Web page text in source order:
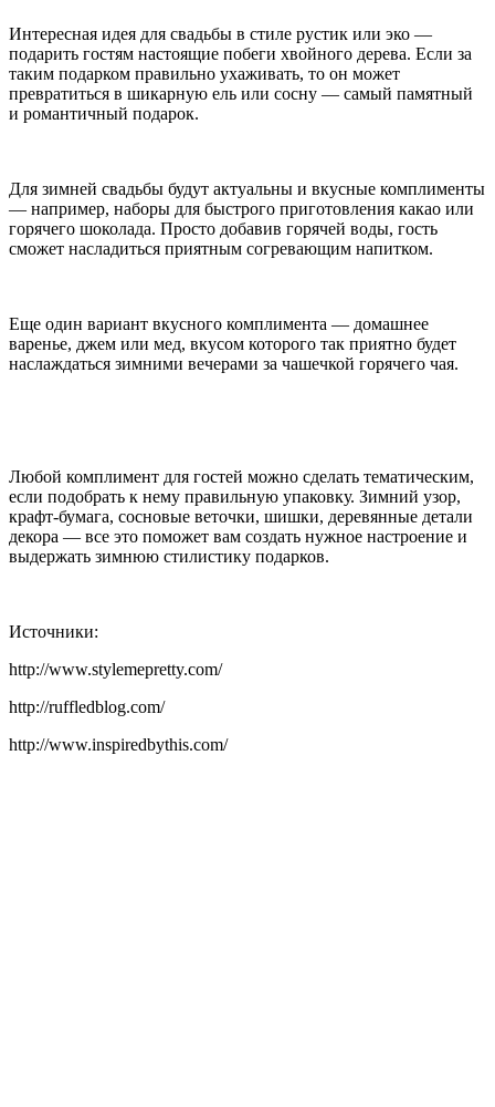
Интересная идея для свадьбы в стиле рустик или эко —
подарить гостям настоящие побеги хвойного дерева. Если за
таким подарком правильно ухаживать, то он может
превратиться в шикарную ель или сосну — самый памятный
и романтичный подарок.
Для зимней свадьбы будут актуальны и вкусные комплименты
— например, наборы для быстрого приготовления какао или
горячего шоколада. Просто добавив горячей воды, гость
сможет насладиться приятным согревающим напитком.
Еще один вариант вкусного комплимента — домашнее
варенье, джем или мед, вкусом которого так приятно будет
наслаждаться зимними вечерами за чашечкой горячего чая.
Любой комплимент для гостей можно сделать тематическим,
если подобрать к нему правильную упаковку. Зимний узор,
крафт-бумага, сосновые веточки, шишки, деревянные детали
декора — все это поможет вам создать нужное настроение и
выдержать зимнюю стилистику подарков.
Источники:
http://www.stylemepretty.com/
http://ruffledblog.com/
http://www.inspiredbythis.com/